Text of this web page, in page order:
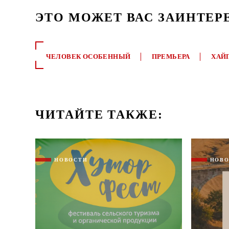
ЭТО МОЖЕТ ВАС
ЧЕЛОВЕК ОСОБЕННЫЙ ПРЕМЬЕРА
ЧИТАЙТЕ ТАКЖЕ:
НОВОСТИ